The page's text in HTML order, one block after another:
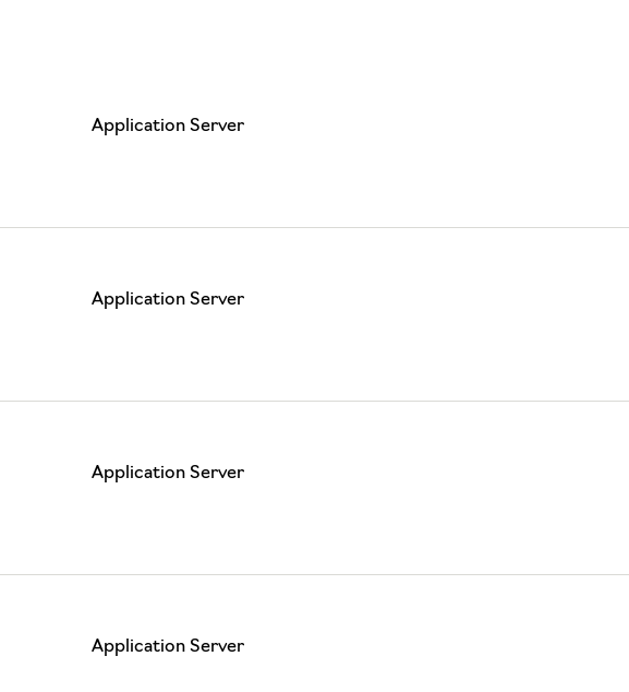
Application Server
Application Server
Application Server
Application Server